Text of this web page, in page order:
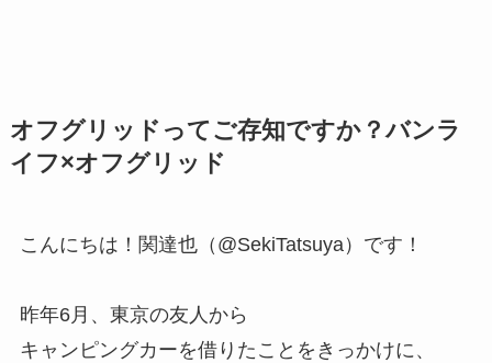
オフグリッドってご存知ですか？バンラ
イフ×オフグリッド
こんにちは！関達也（@SekiTatsuya）です！
昨年6月、東京の友人から
キャンピングカーを借りたことをきっかけに、